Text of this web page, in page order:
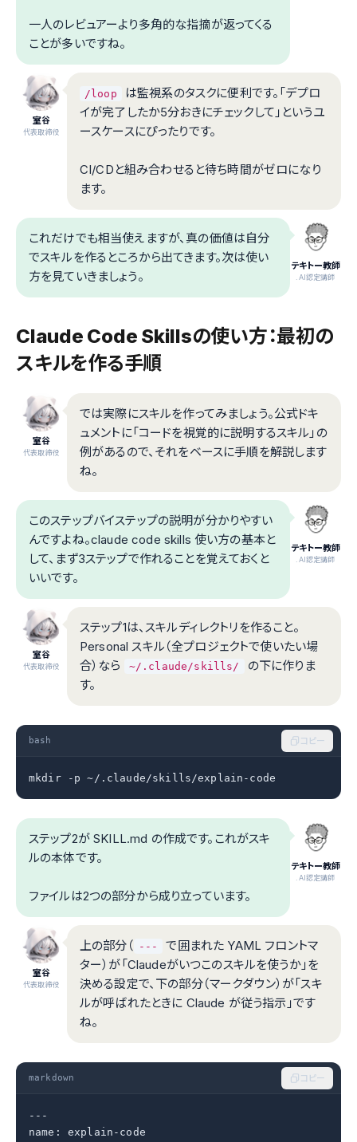
一人のレビュアーより多角的な指摘が返ってくる
ことが多いですね。
室谷
代表取締役
/loop
は監視系のタスクに便利です。「デプロ
イが完了したか5分おきにチェックして」というユ
ースケースにぴったりです。
CI/CDと組み合わせると待ち時間がゼロになり
ます。
テキトー教師
.AI認定講師
これだけでも相当使えますが、真の価値は自分
でスキルを作るところから出てきます。次は使い
方を見ていきましょう。
Claude Code Skillsの使い方：最初の
スキルを作る手順
室谷
代表取締役
では実際にスキルを作ってみましょう。公式ドキ
ュメントに「コードを視覚的に説明するスキル」の
例があるので、それをベースに手順を解説します
ね。
テキトー教師
.AI認定講師
このステップバイステップの説明が分かりやすい
んですよね。claude code skills 使い方の基本と
して、まず3ステップで作れることを覚えておくと
いいです。
室谷
代表取締役
ステップ1は、スキルディレクトリを作ること。
Personal スキル（全プロジェクトで使いたい場
合）なら
~/.claude/skills/
の下に作りま
す。
bash コピー
mkdir -p ~/.claude/skills/explain-code
テキトー教師
.AI認定講師
ステップ2が SKILL.md の作成です。これがスキ
ルの本体です。
ファイルは2つの部分から成り立っています。
室谷
代表取締役
上の部分（ ---
で囲まれた YAML フロントマ
ター）が「Claudeがいつこのスキルを使うか」を
決める設定で、下の部分（マークダウン）が「スキ
ルが呼ばれたときに Claude が従う指示」です
ね。
markdown コピー
---
name: explain-code